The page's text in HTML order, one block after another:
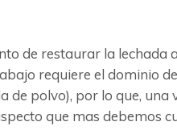
de restaurar la
requiere el dominio
polvo), por lo que, una
que mas debemos